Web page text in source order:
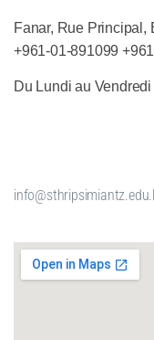
Fanar, Rue Principal,
+961-01-891099
Du Lundi au